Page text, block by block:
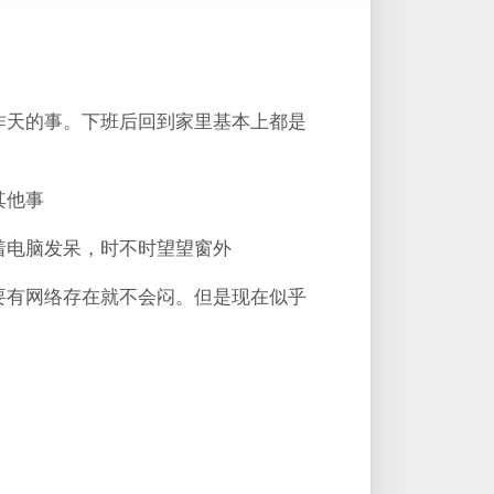
的事。下班后回到家里基本上都是
他事
脑发呆，时不时望望窗外
网络存在就不会闷。但是现在似乎